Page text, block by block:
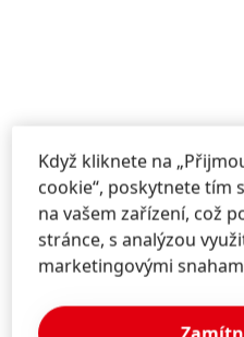
Když kliknete na
cookie“, poskytnete tím
na vašem zařízení, což
stránce, s analýzou
marketingovými